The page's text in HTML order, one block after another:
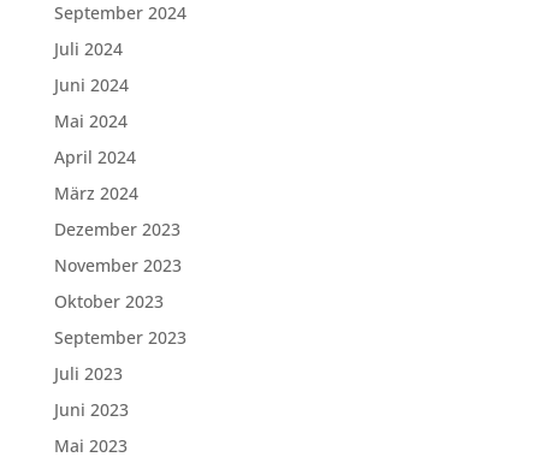
September 2024
Juli 2024
Juni 2024
Mai 2024
April 2024
März 2024
Dezember 2023
November 2023
Oktober 2023
September 2023
Juli 2023
Juni 2023
Mai 2023